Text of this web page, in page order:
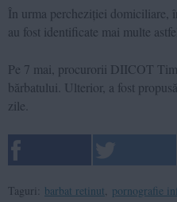
În urma percheziției domiciliare,
au fost identificate mai multe
Pe 7 mai, procurorii DIICOT
bărbatului. Ulterior, a fost
zile.
Taguri: barbat retinut pornografie